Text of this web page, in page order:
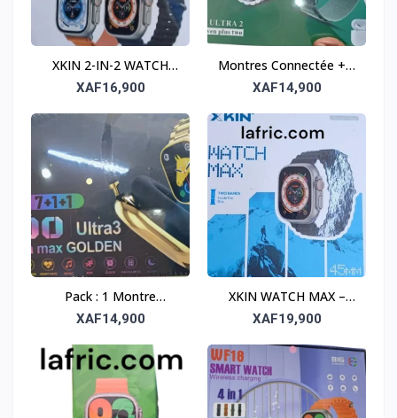
XKIN 2-IN-2 WATCH
MAX PRO – Pack de 2
XAF16,900
Montres Connectée + 1
écouteur sans fil + 7
XAF14,900
Pack : 1 Montre
Connectée + 1 Baladeur
complet
XAF14,900
XKIN WATCH MAX –
Élégance et
XAF19,900